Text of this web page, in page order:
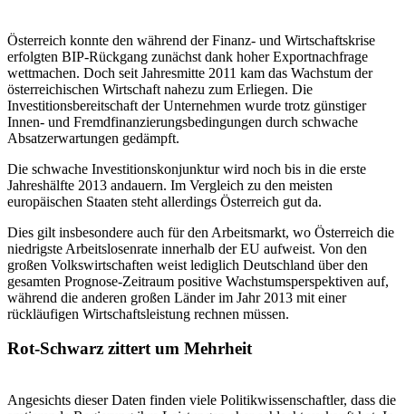
Österreich konnte den während der Finanz- und Wirtschaftskrise
erfolgten BIP-Rückgang zunächst dank hoher Exportnachfrage
wettmachen. Doch seit Jahresmitte 2011 kam das Wachstum der
österreichischen Wirtschaft nahezu zum Erliegen. Die
Investitionsbereitschaft der Unternehmen wurde trotz günstiger
Innen- und Fremdfinanzierungsbedingungen durch schwache
Absatzerwartungen gedämpft.
Die schwache Investitionskonjunktur wird noch bis in die erste
Jahreshälfte 2013 andauern. Im Vergleich zu den meisten
europäischen Staaten steht allerdings Österreich gut da.
Dies gilt insbesondere auch für den Arbeitsmarkt, wo Österreich die
niedrigste Arbeitslosenrate innerhalb der EU aufweist. Von den
großen Volkswirtschaften weist lediglich Deutschland über den
gesamten Prognose-Zeitraum positive Wachstumsperspektiven auf,
während die anderen großen Länder im Jahr 2013 mit einer
rückläufigen Wirtschaftsleistung rechnen müssen.
Rot-Schwarz zittert um Mehrheit
Angesichts dieser Daten finden viele Politikwissenschaftler, dass die